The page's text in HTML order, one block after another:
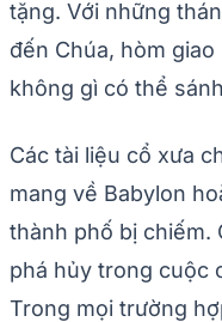
tặng. Với những
đến Chúa, hòm
không gì có thể
Các tài liệu cổ xưa
mang về Babylon
thành phố bị chiếm.
phá hủy trong cuộc
Trong mọi trường